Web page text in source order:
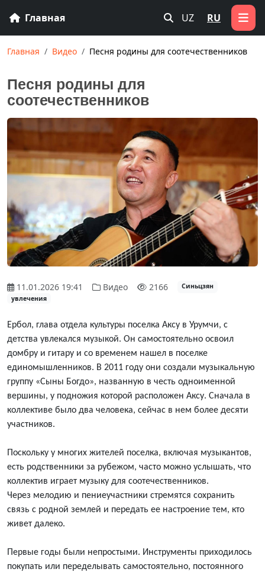
Главная UZ RU
Главная Видео Песня родины для соотечественников
Песня родины для
соотечественников
11.01.2026 19:41 Видео 2166
Синьцзян
увлечения
Ербол, глава отдела культуры поселка Аксу в Урумчи, с
детства увлекался музыкой. Он самостоятельно освоил
домбру и гитару и со временем нашел в поселке
единомышленников. В 2011 году они создали музыкальную
группу «Сыны Богдо», названную в честь одноименной
вершины, у подножия которой расположен Аксу. Сначала в
коллективе было два человека, сейчас в нем более десяти
участников.
Поскольку у многих жителей поселка, включая музыкантов,
есть родственники за рубежом, часто можно услышать, что
коллектив играет музыку для соотечественников.
Через мелодию и пениеучастники стремятся сохранить
связь с родной землей и передать ее настроение тем, кто
живет далеко.
Первые годы были непростыми. Инструменты приходилось
покупать или переделывать самостоятельно, постоянного